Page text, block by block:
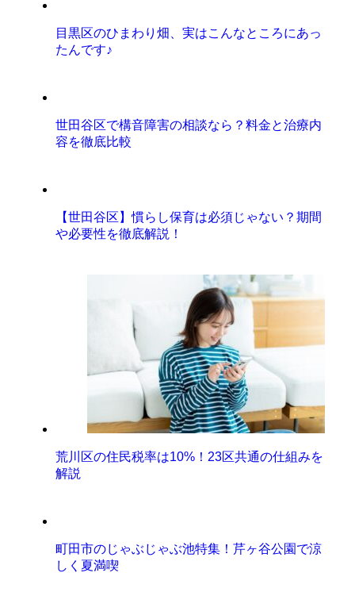
目黒区のひまわり畑、実はこんなところにあっ
たんです♪
世田谷区で構音障害の相談なら？料金と治療内
容を徹底比較
【世田谷区】慣らし保育は必須じゃない？期間
や必要性を徹底解説！
荒川区の住民税率は10%！23区共通の仕組みを
解説
町田市のじゃぶじゃぶ池特集！芹ヶ谷公園で涼
しく夏満喫